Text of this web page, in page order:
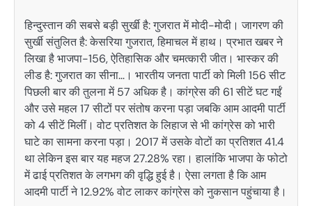
हिन्दुस्तान की सबसे बड़ी सुर्खी है: गुजरात में मोदी-मोदी। जागरण की
सुर्खी संतुलित है: केसरिया गुजरात, हिमाचल में हाथ। प्रभात खबर ने
लिखा है भाजपा-156, ऐतिहासिक और चमत्कारी जीत। भास्कर की
लीड है: गुजरात का सीना…। भारतीय जनता पार्टी को मिली 156 सीट
पिछली बार की तुलना में 57 अधिक है। कांग्रेस की 61 सीटें घट गईं
और उसे महल 17 सीटों पर संतोष करना पड़ा जबकि आम आदमी पार्टी
को 4 सीटें मिलीं। वोट प्रतिशत के लिहाज से भी कांग्रेस को भारी
घाटे का सामना करना पड़ा। 2017 में उसके वोटों का प्रतिशत 41.4
था लेकिन इस बार यह महज 27.28% रहा। हालांकि भाजपा के फोटो
में ढाई प्रतिशत के लगभग की वृद्धि हुई है। ऐसा लगता है कि आम
आदमी पार्टी ने 12.92% वोट लाकर कांग्रेस को नुकसान पहुंचाया है।